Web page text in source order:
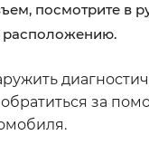
посмотрите в
расположению.
за